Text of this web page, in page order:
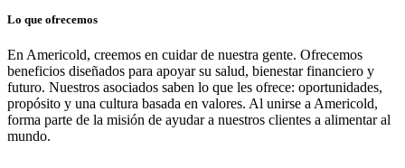
Lo que ofrecemos
En Americold, creemos en cuidar de nuestra gente. Ofrecemos
beneficios diseñados para apoyar su salud, bienestar financiero y
futuro. Nuestros asociados saben lo que les ofrece: oportunidades,
propósito y una cultura basada en valores. Al unirse a Americold,
forma parte de la misión de ayudar a nuestros clientes a alimentar al
mundo.